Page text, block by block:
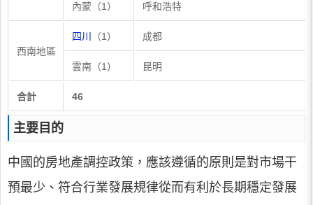
內蒙（1） 呼和浩特
西南地區
四川 （1） 成都
雲南（1） 昆明
合計 46
主要目的
中國的房地產調控政策，應該遵循的原則是對市場干
預最少、符合行業發展規律從而有利於長期穩定發展